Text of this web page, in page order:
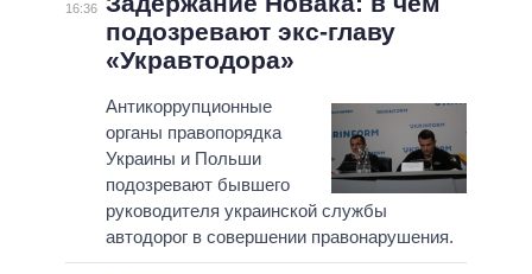
16:36
подозревают экс-главу
«Укравтодора»
Антикоррупционные
органы правопорядка
Украины и Польши
подозревают бывшего
руководителя украинской службы
автодорог в совершении правонарушения.